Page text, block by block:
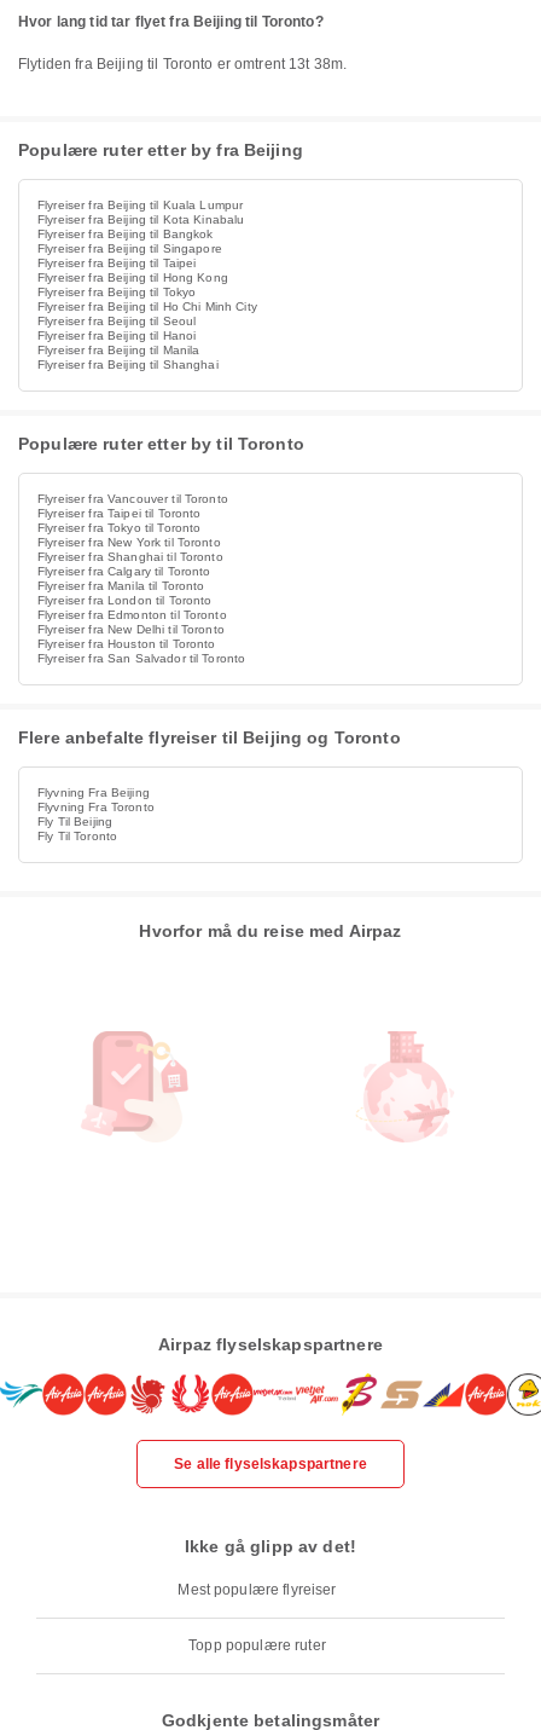
Hvor lang tid tar flyet fra Beijing til Toronto?
Flytiden fra Beijing til Toronto er omtrent 13t 38m.
Populære ruter etter by fra Beijing
Flyreiser fra Beijing til Kuala Lumpur
Flyreiser fra Beijing til Kota Kinabalu
Flyreiser fra Beijing til Bangkok
Flyreiser fra Beijing til Singapore
Flyreiser fra Beijing til Taipei
Flyreiser fra Beijing til Hong Kong
Flyreiser fra Beijing til Tokyo
Flyreiser fra Beijing til Ho Chi Minh City
Flyreiser fra Beijing til Seoul
Flyreiser fra Beijing til Hanoi
Flyreiser fra Beijing til Manila
Flyreiser fra Beijing til Shanghai
Populære ruter etter by til Toronto
Flyreiser fra Vancouver til Toronto
Flyreiser fra Taipei til Toronto
Flyreiser fra Tokyo til Toronto
Flyreiser fra New York til Toronto
Flyreiser fra Shanghai til Toronto
Flyreiser fra Calgary til Toronto
Flyreiser fra Manila til Toronto
Flyreiser fra London til Toronto
Flyreiser fra Edmonton til Toronto
Flyreiser fra New Delhi til Toronto
Flyreiser fra Houston til Toronto
Flyreiser fra San Salvador til Toronto
Flere anbefalte flyreiser til Beijing og Toronto
Flyvning Fra Beijing
Flyvning Fra Toronto
Fly Til Beijing
Fly Til Toronto
Hvorfor må du reise med Airpaz
Airpaz flyselskapspartnere
Se alle flyselskapspartnere
Ikke gå glipp av det!
Mest populære flyreiser
Topp populære ruter
Godkjente betalingsmåter